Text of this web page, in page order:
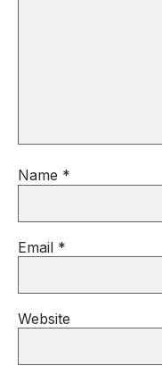
Name *
Email *
Website